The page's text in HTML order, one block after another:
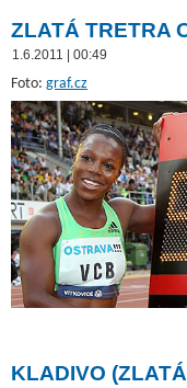
ZLATÁ TRETRA
1.6.2011 | 00:49
Foto: graf.cz
KLADIVO